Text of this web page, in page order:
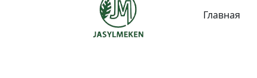
Главная